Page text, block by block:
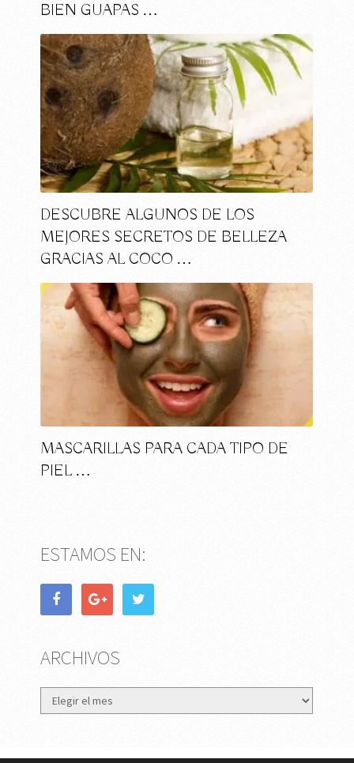
BIEN GUAPAS …
DESCUBRE ALGUNOS DE LOS
MEJORES SECRETOS DE BELLEZA
GRACIAS AL COCO …
MASCARILLAS PARA CADA TIPO DE
PIEL …
ESTAMOS EN:
ARCHIVOS
Archivos